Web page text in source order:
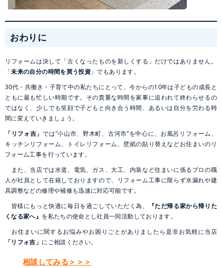
おわりに
リフォームは決して「古くなったものを新しくする」だけではありません。
「未来の自分の時間を買う投資 」でもあります。
30代・共働き・子育て中の私たちにとって、今からの10年は子どもの成長と
ともに最も忙しい時期です。その貴重な時間を家事に追われて終わらせるの
ではなく、少しでも笑顔で子どもと向き合う時間、あるいは自分を労わる時
間に変えていきましょう。
「リフォ吉」では”小山市、野木町、古河市”を中心に、お風呂リフォーム、
キッチンリフォーム、トイレリフォーム、壁紙の貼り替えなどお住まいのリ
フォーム工事を行っています。
また、当店では水道、電気、ガス、大工、内装など住まいに係るプロの職
人が社員として在籍しておりますので、リフォーム工事に限らず水漏れや建
具調整などの修理や補修も迅速に対応可能です。
皆様にもっと快適に毎日を過ごしていただく為、
『ただ帰る家から帰りた
くなる家へ』 を私たちの使命とし社員一同活動しております。
お住まいに関するお悩みやお困りごとがありましたら是非お気軽に当店
「リフォ吉」 にご相談ください。
相談してみる＞＞＞